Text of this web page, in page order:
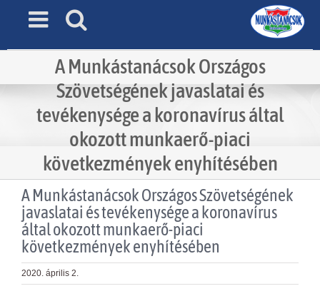
A Munkástanácsok Országos
Szövetségének javaslatai és
tevékenysége a koronavírus által
okozott munkaerő-piaci
következmények enyhítésében
A Munkástanácsok Országos Szövetségének
javaslatai és tevékenysége a koronavírus
által okozott munkaerő-piaci
következmények enyhítésében
2020. április 2.